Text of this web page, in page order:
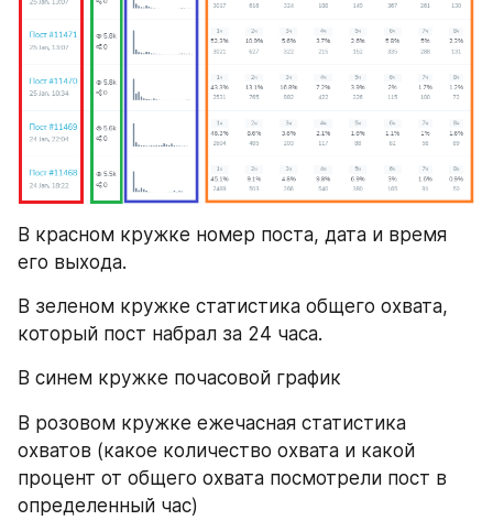
В красном кружке номер поста, дата и время
его выхода.
В зеленом кружке статистика общего охвата,
который пост набрал за 24 часа.
В синем кружке почасовой график
В розовом кружке ежечасная статистика
охватов (какое количество охвата и какой
процент от общего охвата посмотрели пост в
определенный час)